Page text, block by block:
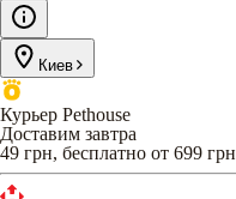
Киев
Курьер Pethouse
Доставим завтра
49 грн, бесплатно от 699 грн